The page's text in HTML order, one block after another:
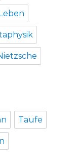
Leben
Taufe